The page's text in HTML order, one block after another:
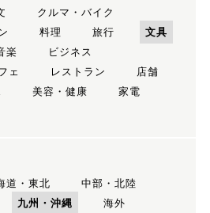
クルマ・バイク
料理 旅行
文具
楽
ビジネス
ェ レストラン
店舗
美容・健康
家電
道・東北
中部・北陸
九州・沖縄 海外